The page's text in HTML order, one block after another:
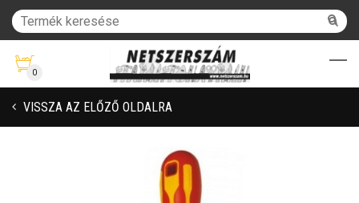
0
VISSZA AZ ELŐZŐ OLDALRA